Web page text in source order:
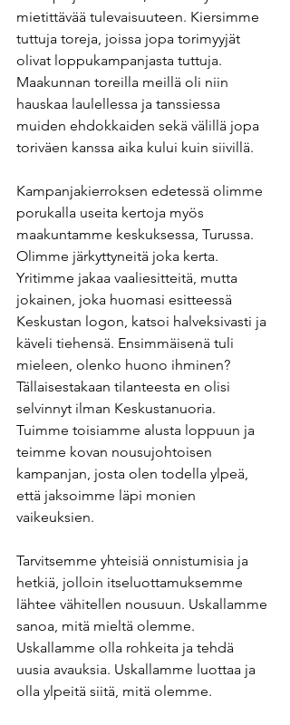
mietittävää tulevaisuuteen. Kiersimme
tuttuja toreja, joissa jopa torimyyjät
olivat loppukampanjasta tuttuja.
Maakunnan toreilla meillä oli niin
hauskaa laulellessa ja tanssiessa
muiden ehdokkaiden sekä välillä jopa
toriväen kanssa aika kului kuin siivillä.
Kampanjakierroksen edetessä olimme
porukalla useita kertoja myös
maakuntamme keskuksessa, Turussa.
Olimme järkyttyneitä joka kerta.
Yritimme jakaa vaaliesitteitä, mutta
jokainen, joka huomasi esitteessä
Keskustan logon, katsoi halveksivasti ja
käveli tiehensä. Ensimmäisenä tuli
mieleen, olenko huono ihminen?
Tällaisestakaan tilanteesta en olisi
selvinnyt ilman Keskustanuoria.
Tuimme toisiamme alusta loppuun ja
teimme kovan nousujohtoisen
kampanjan, josta olen todella ylpeä,
että jaksoimme läpi monien
vaikeuksien.
Tarvitsemme yhteisiä onnistumisia ja
hetkiä, jolloin itseluottamuksemme
lähtee vähitellen nousuun. Uskallamme
sanoa, mitä mieltä olemme.
Uskallamme olla rohkeita ja tehdä
uusia avauksia. Uskallamme luottaa ja
olla ylpeitä siitä, mitä olemme.